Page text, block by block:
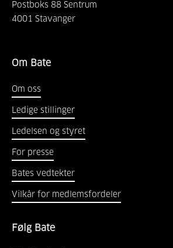
Postboks 88 Sentrum
4001
Stavanger
Om Bate
Om oss
Ledige stillinger
Ledelsen og styret
For presse
Bates vedtekter
Vilkår for medlemsfordeler
Følg Bate